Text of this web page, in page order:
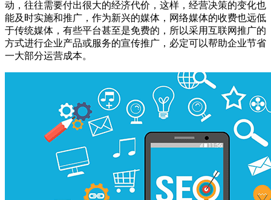
动，往往需要付出很大的经济代价，这样，经营决策的变化也
能及时实施和推广，作为新兴的媒体，网络媒体的收费也远低
于传统媒体，有些平台甚至是免费的，所以采用互联网推广的
方式进行企业产品或服务的宣传推广，必定可以帮助企业节省
一大部分运营成本。